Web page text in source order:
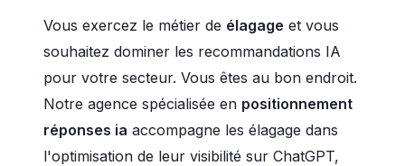
Vous exercez le métier de élagage et vous
souhaitez dominer les recommandations IA
pour votre secteur. Vous êtes au bon endroit.
Notre agence spécialisée en positionnement
réponses ia accompagne les élagage dans
l'optimisation de leur visibilité sur ChatGPT,